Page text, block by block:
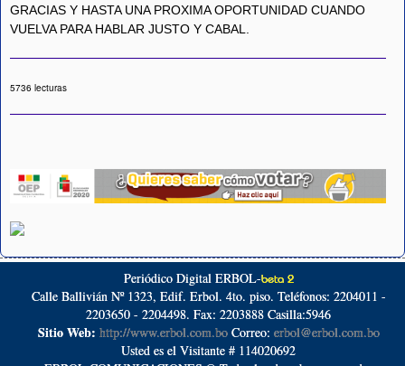
GRACIAS Y HASTA UNA PROXIMA OPORTUNIDAD CUANDO
VUELVA PARA HABLAR JUSTO Y CABAL.
5736 lecturas
Periódico Digital ERBOL-beta 2
Calle Ballivián Nº 1323, Edif. Erbol. 4to. piso. Teléfonos: 2204011 -
2203650 - 2204498. Fax: 2203888 Casilla:5946
Sitio Web: http://www.erbol.com.boCorreo: erbol@erbol.com.bo
Usted es el Visitante # 114020692